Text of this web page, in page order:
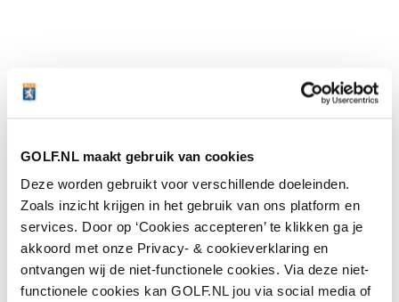
GOLF.NL maakt gebruik van cookies
Deze worden gebruikt voor verschillende doeleinden.
Zoals inzicht krijgen in het gebruik van ons platform en
services. Door op ‘Cookies accepteren’ te klikken ga je
akkoord met onze Privacy- & cookieverklaring en
ontvangen wij de niet-functionele cookies. Via deze niet-
functionele cookies kan GOLF.NL jou via social media of
Laatste nieuws
'Mag ik nog steeds drie minuten zoeken als we
het op de tee al eens zijn dat mijn bal in de
hindernis ligt?'05 AUG
Wie is de captain van Team Europa?
Negenvoudig speelster en drievoudig
majorwinnares Anna Nordqvist ademt de Solheim Cup
05 AUG